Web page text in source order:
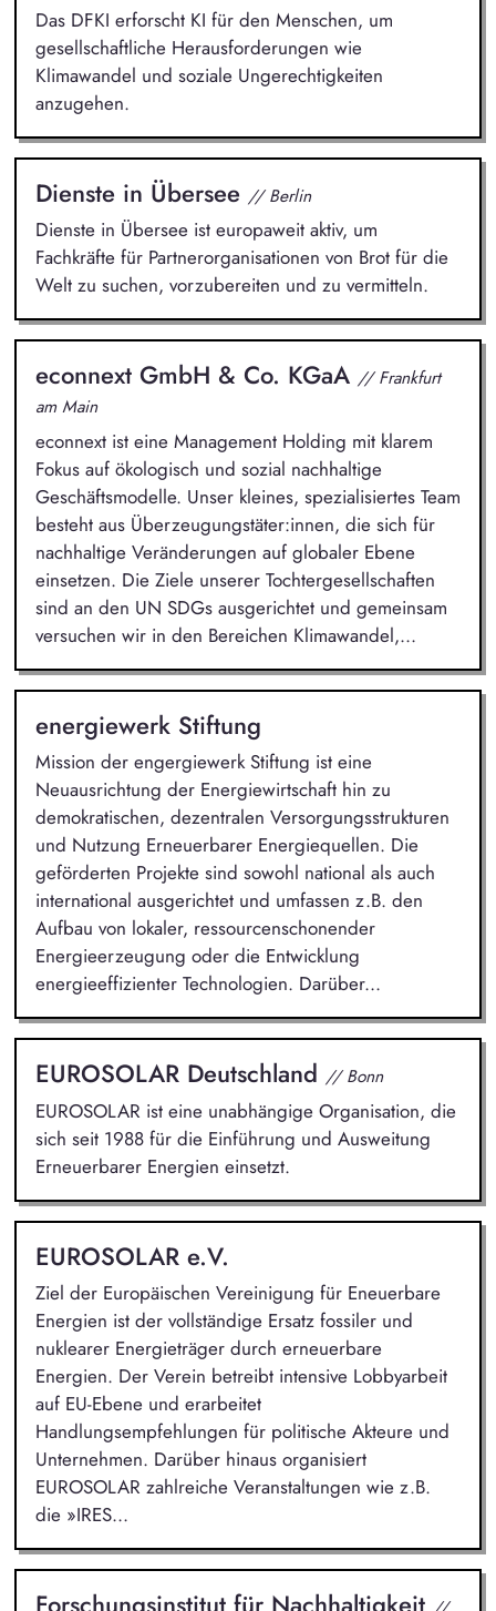
Das DFKI erforscht KI für den Menschen, um
gesellschaftliche Herausforderungen wie
Klimawandel und soziale Ungerechtigkeiten
anzugehen.
Dienste in Übersee // Berlin
Dienste in Übersee ist europaweit aktiv, um
Fachkräfte für Partnerorganisationen von Brot für die
Welt zu suchen, vorzubereiten und zu vermitteln.
econnext GmbH & Co. KGaA // Frankfurt
am Main
econnext ist eine Management Holding mit klarem
Fokus auf ökologisch und sozial nachhaltige
Geschäftsmodelle. Unser kleines, spezialisiertes Team
besteht aus Überzeugungstäter:innen, die sich für
nachhaltige Veränderungen auf globaler Ebene
einsetzen. Die Ziele unserer Tochtergesellschaften
sind an den UN SDGs ausgerichtet und gemeinsam
versuchen wir in den Bereichen Klimawandel,...
energiewerk Stiftung
Mission der engergiewerk Stiftung ist eine
Neuausrichtung der Energiewirtschaft hin zu
demokratischen, dezentralen Versorgungsstrukturen
und Nutzung Erneuerbarer Energiequellen. Die
geförderten Projekte sind sowohl national als auch
international ausgerichtet und umfassen z.B. den
Aufbau von lokaler, ressourcenschonender
Energieerzeugung oder die Entwicklung
energieeffizienter Technologien. Darüber...
EUROSOLAR Deutschland // Bonn
EUROSOLAR ist eine unabhängige Organisation, die
sich seit 1988 für die Einführung und Ausweitung
Erneuerbarer Energien einsetzt.
EUROSOLAR e.V.
Ziel der Europäischen Vereinigung für Eneuerbare
Energien ist der vollständige Ersatz fossiler und
nuklearer Energieträger durch erneuerbare
Energien. Der Verein betreibt intensive Lobbyarbeit
auf EU-Ebene und erarbeitet
Handlungsempfehlungen für politische Akteure und
Unternehmen. Darüber hinaus organisiert
EUROSOLAR zahlreiche Veranstaltungen wie z.B.
die »IRES...